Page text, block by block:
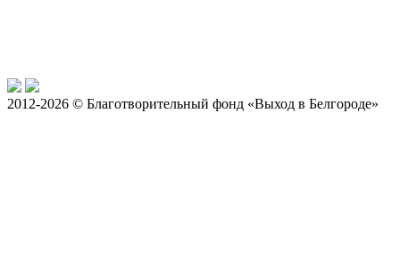
2012-2026 © Благотворительный фонд «Выход в Белгороде»